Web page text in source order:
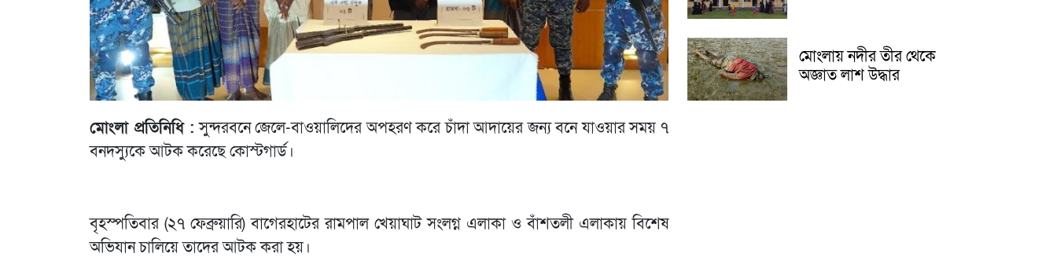
মোংলা প্রতিনিধি : সুন্দরবনে জেলে-বাওয়ালিদের অপহরণ করে চাঁদা আদায়ের জন্য বনে যাওয়ার সময় ৭
বনদস্যুকে আটক করেছে কোস্টগার্ড।
বৃহস্পতিবার (২৭ ফেব্রুয়ারি) বাগেরহাটের রামপাল খেয়াঘাট সংলগ্ন এলাকা ও বাঁশতলী এলাকায় বিশেষ
অভিযান চালিয়ে তাদের আটক করা হয়।
মোংলায় নদীর তীর থেকে
অজ্ঞাত লাশ উদ্ধার